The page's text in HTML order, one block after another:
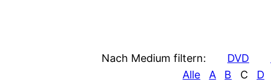
Nach Medium filtern: DVD
Alle
A B C D